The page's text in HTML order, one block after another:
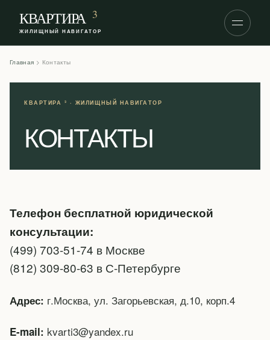
КВАРТИРА 3
ЖИЛИЩНЫЙ НАВИГАТОР
Главная > Контакты
КОНТАКТЫ
Телефон бесплатной юридической
консультации:
(499) 703-51-74 в Москве
(812) 309-80-63 в С-Петербурге
Адрес: г.Москва, ул. Загорьевская, д.10, корп.4
E-mail: kvarti3@yandex.ru